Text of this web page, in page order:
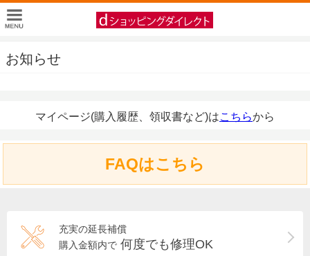
お知らせ
マイページ(購入履歴、領収書など)はこちらから
FAQはこちら
充実の延長補償
購入金額内で 何度でも修理OK